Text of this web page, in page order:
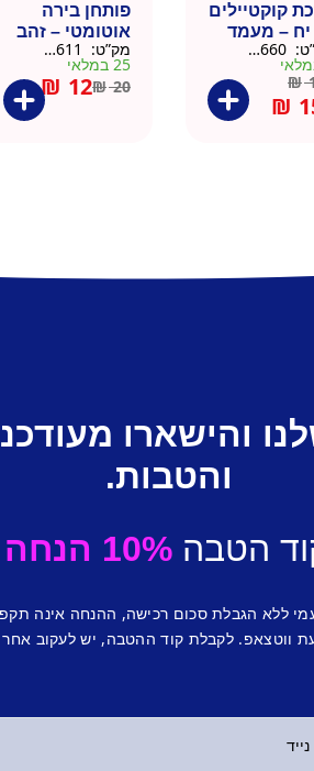
קוקטיילים
10 יח – מעמד
₪
₪
פותחן בירה
אוטומטי – זהב
מק”ט:
25 במלאי
₪20
₪ 12
והישארו
והטבות.
הטבה 10% הנחה לרכישה ראשונה.
ללא הגבלת סכום רכישה, ההנחה אינה
ווטצאפ. לקבלת קוד ההטבה, יש לעקוב